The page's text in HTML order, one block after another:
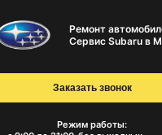
Ремонт
Сервис Subaru в
Режим работы:
Заказать звонок